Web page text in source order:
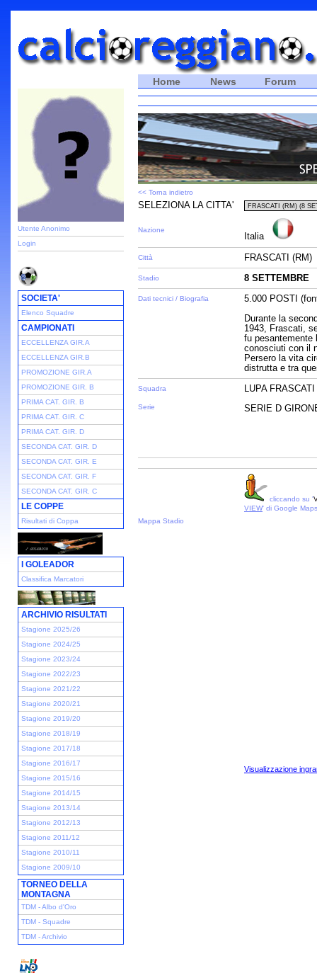
Utente Anonimo
Login
SOCIETA'
Elenco Squadre
CAMPIONATI
ECCELLENZA GIR.A
ECCELLENZA GIR.B
PROMOZIONE GIR.A
PROMOZIONE GIR. B
PRIMA CAT. GIR. B
PRIMA CAT. GIR. C
PRIMA CAT. GIR. D
SECONDA CAT. GIR. D
SECONDA CAT. GIR. E
SECONDA CAT. GIR. F
SECONDA CAT. GIR. C
LE COPPE
Risultati di Coppa
I GOLEADOR
Classifica Marcatori
ARCHIVIO RISULTATI
Stagione 2025/26
Stagione 2024/25
Stagione 2023/24
Stagione 2022/23
Stagione 2021/22
Stagione 2020/21
Stagione 2019/20
Stagione 2018/19
Stagione 2017/18
Stagione 2016/17
Stagione 2015/16
Stagione 2014/15
Stagione 2013/14
Stagione 2012/13
Stagione 2011/12
Stagione 2010/11
Stagione 2009/10
TORNEO DELLA
MONTAGNA
TDM - Albo d'Oro
TDM - Squadre
TDM - Archivio
Home News Forum
<< Torna indietro
SELEZIONA LA CITTA'
Nazione
Italia
Città FRASCATI (RM)
Stadio 8 SETTEMBRE
Dati tecnici / Biografia
5.000 POSTI
Durante la
1943, Frascati,
fu pesantemente
conosciuti con il
Persero la vita
distrutta e tra
Squadra
Serie
LUPA
SERIE D
cliccando su '
VIEW' di Google Maps
Mappa Stadio
Visualizzazione